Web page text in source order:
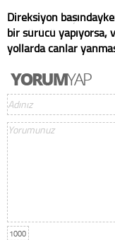
Direksiyon
bir sürücü yapıyorsa,
yollarda canlar
1000